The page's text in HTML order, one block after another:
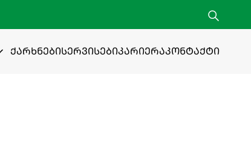
ქარხნებისერვისებიკარიერაკონტაქტი